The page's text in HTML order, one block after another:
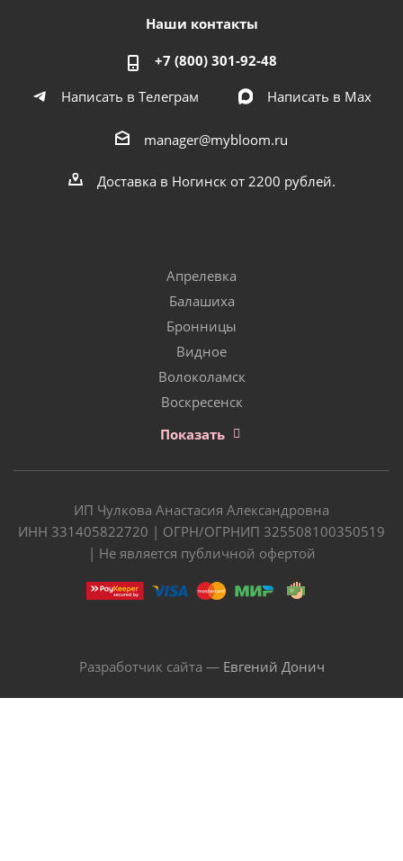
Наши контакты
+7 (800) 301-92-48
Написать в Телеграм
Написать в Мах
manager@mybloom.ru
Доставка в Ногинск от 2200 рублей.
Апрелевка
Балашиха
Бронницы
Видное
Волоколамск
Воскресенск
Показать
ИП Чулкова Анастасия Александровна
ИНН 331405822720 | ОГРН/ОГРНИП 325508100350519
| Не является публичной офертой
Разработчик сайта — Евгений Донич